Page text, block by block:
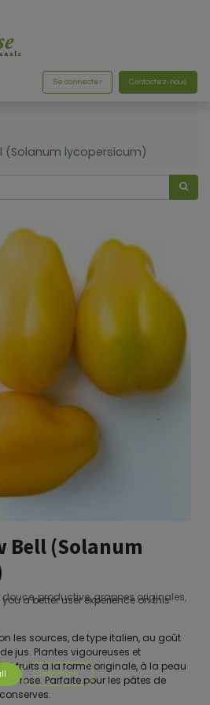
Se connecter Contactez-nous
(Solanum lycopersicum)
Bell (Solanum
productive, grappes originales,
les sources, de type italien, au goût
jus. Plantes vigoureuses et
5 fruits à la forme originale, à la peau
rose. Parfaite pour les pâtes de
a better user experience on this
Customize